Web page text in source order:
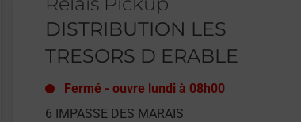
DISTRIBUTION LES
TRESORS D ERABLE
Fermé - ouvre lundi à 08h00
6 IMPASSE DES MARAIS